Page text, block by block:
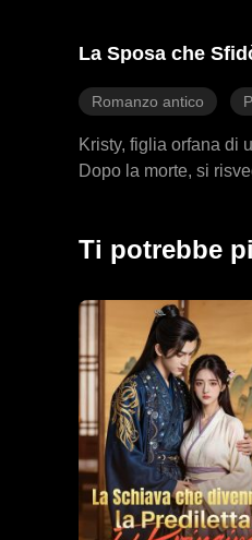
La Sposa che
Romanzo antico
Kristy, figlia orfana di
Dopo la morte, si
ossessivamente.
Ti potrebbe